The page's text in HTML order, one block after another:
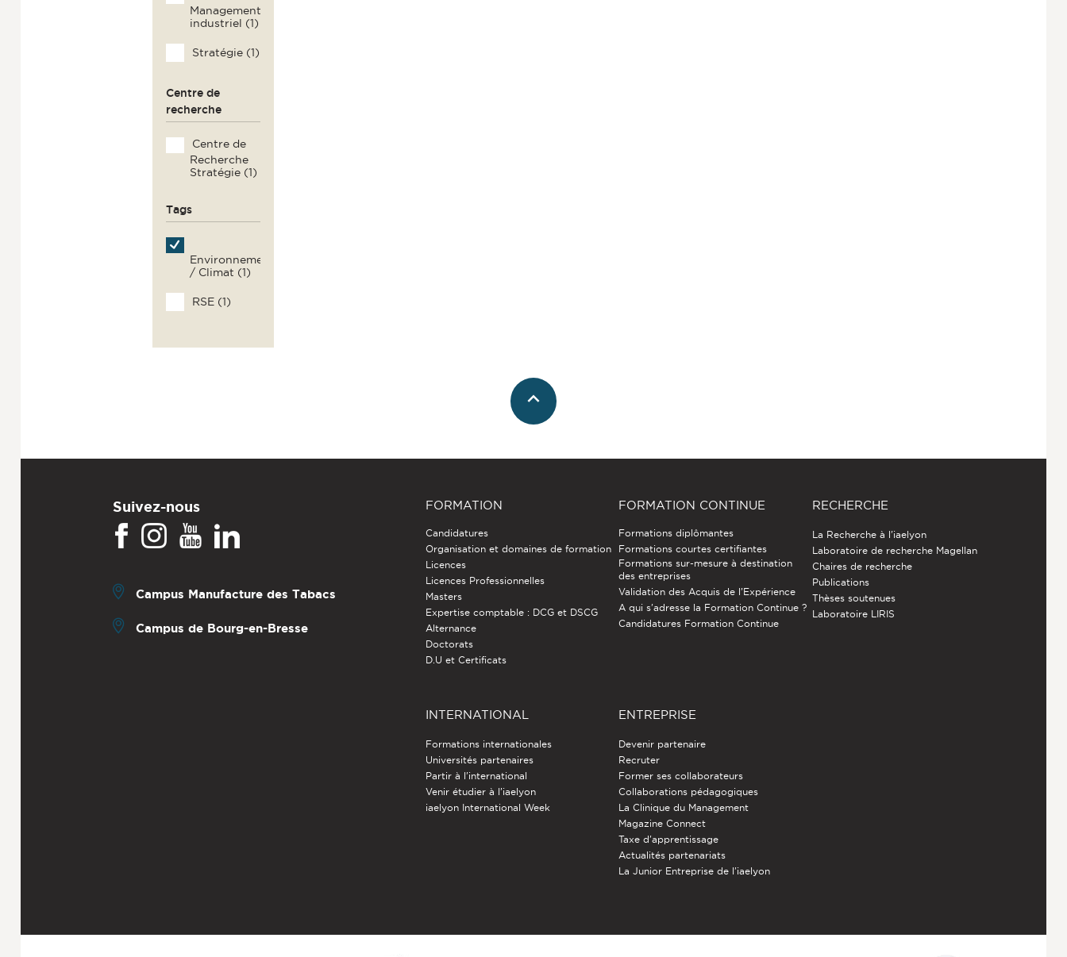
Management
industriel (1)
Stratégie (1)
Centre de
recherche
Centre de
Recherche
Stratégie (1)
Tags
Environnement
/ Climat (1)
RSE (1)
Suivez-nous
Campus Manufacture des Tabacs
Campus de Bourg-en-Bresse
FORMATION
Candidatures
Organisation et domaines de formation
Licences
Licences Professionnelles
Masters
Expertise comptable : DCG et DSCG
Alternance
Doctorats
D.U et Certificats
FORMATION CONTINUE
Formations diplômantes
Formations courtes certifiantes
Formations sur-mesure à destination
des entreprises
Validation des Acquis de l’Expérience
A qui s'adresse la Formation Continue ?
Candidatures Formation Continue
RECHERCHE
La Recherche à l'iaelyon
Laboratoire de recherche Magellan
Chaires de recherche
Publications
Thèses soutenues
Laboratoire LIRIS
INTERNATIONAL
Formations internationales
Universités partenaires
Partir à l'international
Venir étudier à l’iaelyon
iaelyon International Week
ENTREPRISE
Devenir partenaire
Recruter
Former ses collaborateurs
Collaborations pédagogiques
La Clinique du Management
Magazine Connect
Taxe d'apprentissage
Actualités partenariats
La Junior Entreprise de l'iaelyon